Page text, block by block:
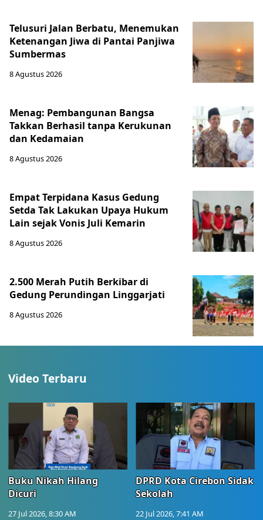
Telusuri Jalan Berbatu, Menemukan
Ketenangan Jiwa di Pantai Panjiwa
Sumbermas
8 Agustus 2026
Menag: Pembangunan Bangsa
Takkan Berhasil tanpa Kerukunan
dan Kedamaian
8 Agustus 2026
Empat Terpidana Kasus Gedung
Setda Tak Lakukan Upaya Hukum
Lain sejak Vonis Juli Kemarin
8 Agustus 2026
2.500 Merah Putih Berkibar di
Gedung Perundingan Linggarjati
8 Agustus 2026
Video Terbaru
Buku Nikah Hilang
Dicuri
27 Jul 2026, 8:30 AM
DPRD Kota Cirebon Sidak
Sekolah
22 Jul 2026, 7:41 AM